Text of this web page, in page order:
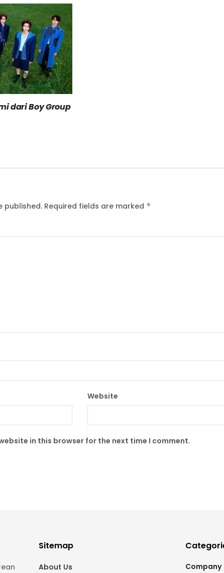
dari Boy Group
published. Required fields are marked *
Website
in this browser for the next time I comment.
Sitemap
About Us Company